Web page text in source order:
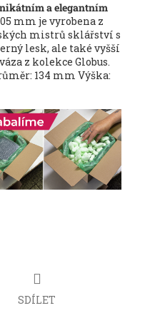
a elegantním
mm je vyrobena z
mistrů sklářství s
lesk, ale také vyšší
z kolekce Globus.
134 mm Výška:
SDÍLET